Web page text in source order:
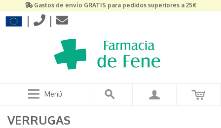
Gastos de envío GRATIS para pedidos superiores a 25€
| |
Menú
VERRUGAS